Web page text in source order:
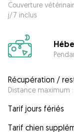
Couverture
j/7 inclus
Récupération /
Distance maximum :
Tarif jours fériés
Tarif chien